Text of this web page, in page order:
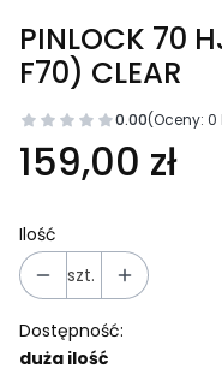
PINLOCK 70
F70) CLEAR
0.00(Oceny: 0
Cena
159,00 zł
Ilość
szt.
Dostępność:
duża ilość